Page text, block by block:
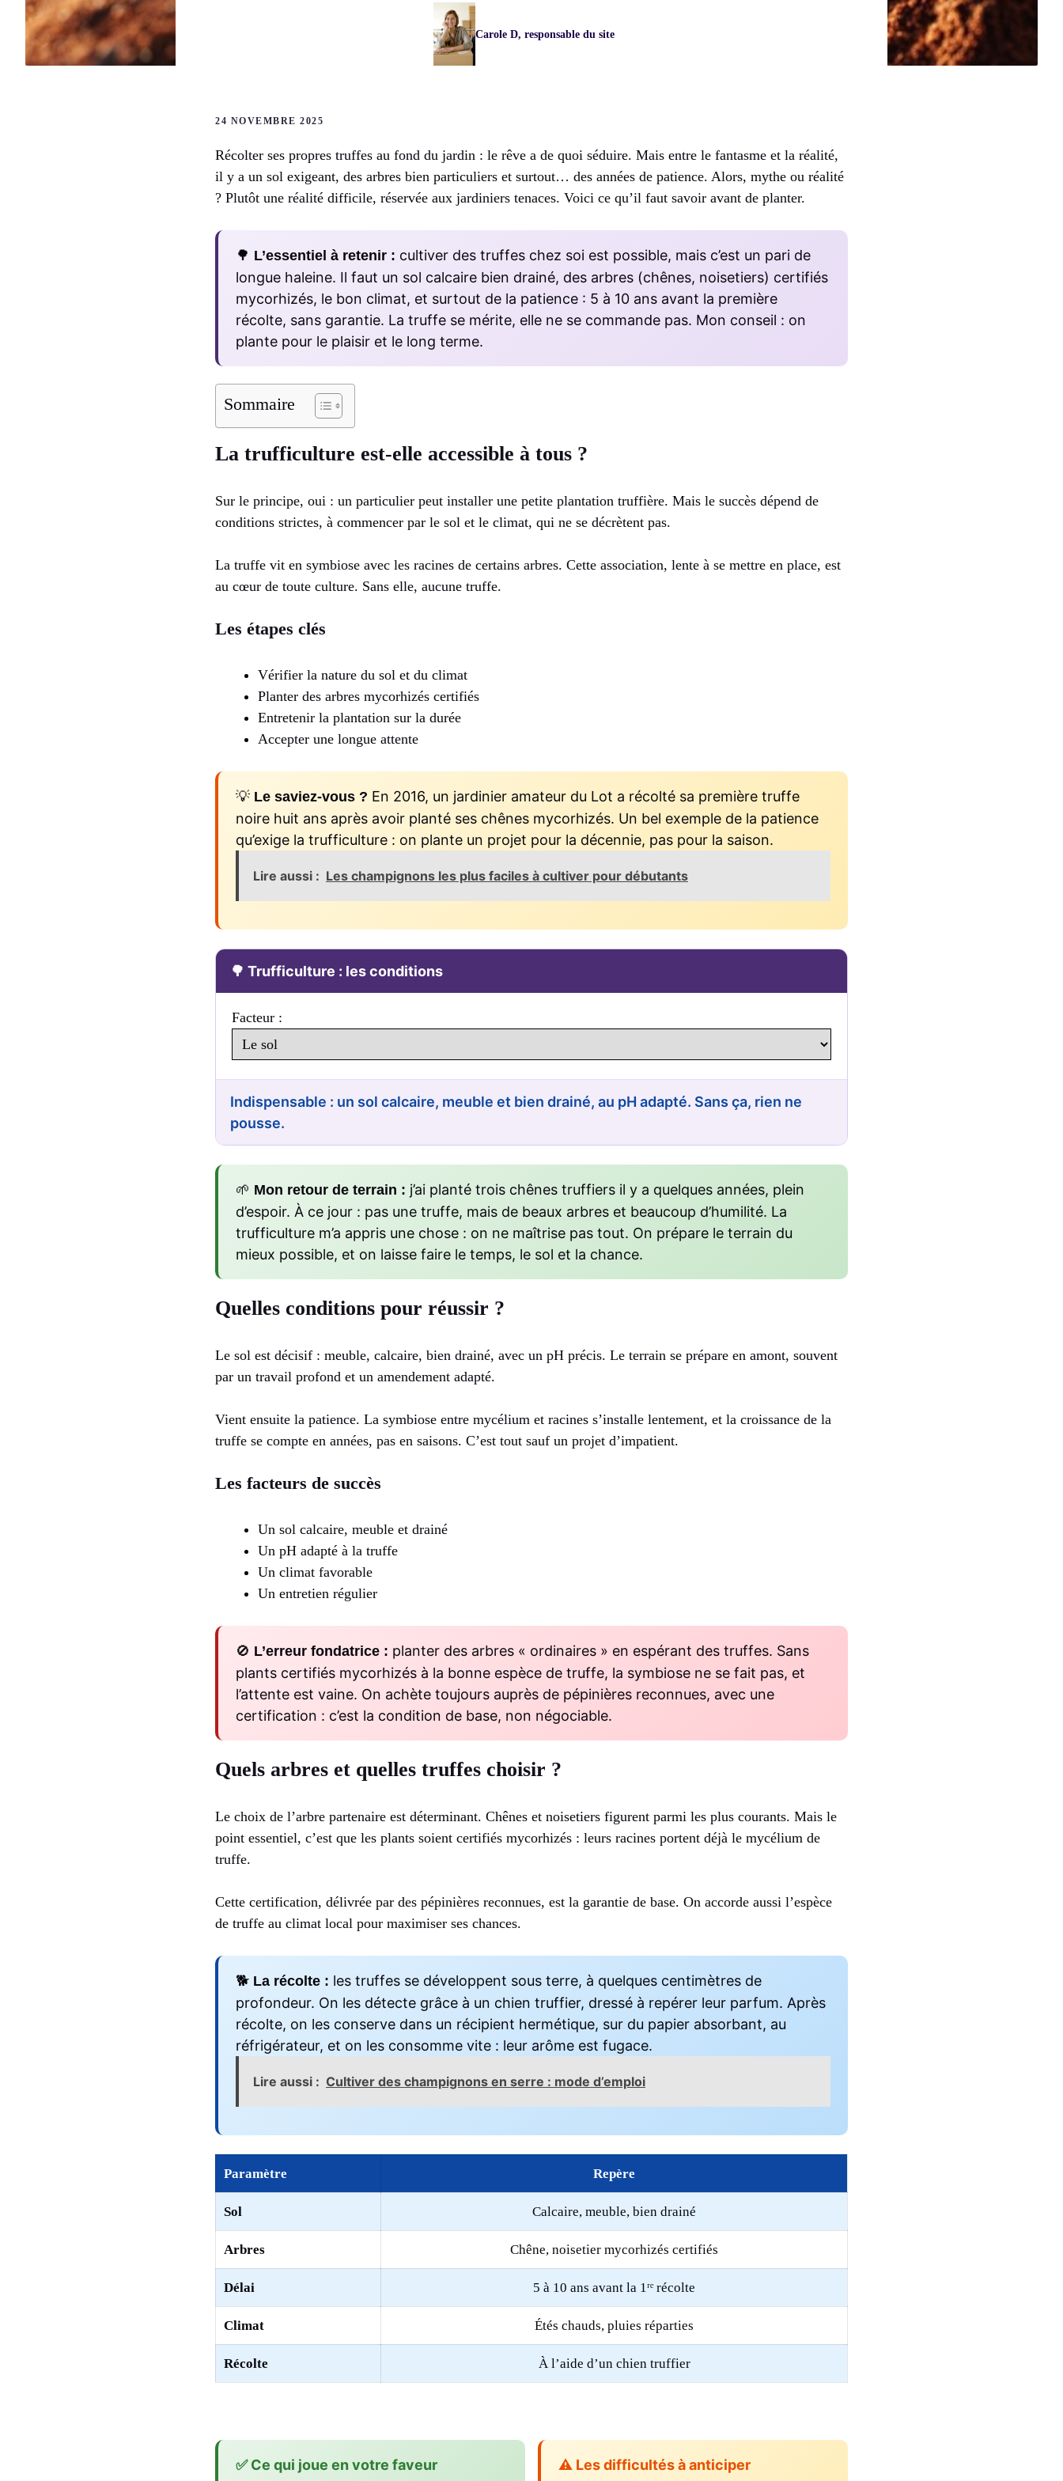
Carole D, responsable du site
24 NOVEMBRE 2025
Récolter ses propres truffes au fond du jardin : le rêve a de quoi séduire. Mais entre le fantasme et la réalité,
il y a un sol exigeant, des arbres bien particuliers et surtout… des années de patience. Alors, mythe ou réalité
? Plutôt une réalité difficile, réservée aux jardiniers tenaces. Voici ce qu’il faut savoir avant de planter.
🌳 L’essentiel à retenir : cultiver des truffes chez soi est possible, mais c’est un pari de
longue haleine. Il faut un sol calcaire bien drainé, des arbres (chênes, noisetiers) certifiés
mycorhizés, le bon climat, et surtout de la patience : 5 à 10 ans avant la première
récolte, sans garantie. La truffe se mérite, elle ne se commande pas. Mon conseil : on
plante pour le plaisir et le long terme.
Sommaire
La trufficulture est-elle accessible à tous ?
Sur le principe, oui : un particulier peut installer une petite plantation truffière. Mais le succès dépend de
conditions strictes, à commencer par le sol et le climat, qui ne se décrètent pas.
La truffe vit en symbiose avec les racines de certains arbres. Cette association, lente à se mettre en place, est
au cœur de toute culture. Sans elle, aucune truffe.
Les étapes clés
Vérifier la nature du sol et du climat
Planter des arbres mycorhizés certifiés
Entretenir la plantation sur la durée
Accepter une longue attente
💡 Le saviez-vous ? En 2016, un jardinier amateur du Lot a récolté sa première truffe
noire huit ans après avoir planté ses chênes mycorhizés. Un bel exemple de la patience
qu’exige la trufficulture : on plante un projet pour la décennie, pas pour la saison.
Lire aussi : Les champignons les plus faciles à cultiver pour débutants
🌳 Trufficulture : les conditions
Facteur :
Indispensable : un sol calcaire, meuble et bien drainé, au pH adapté. Sans ça, rien ne
pousse.
🌱 Mon retour de terrain : j’ai planté trois chênes truffiers il y a quelques années, plein
d’espoir. À ce jour : pas une truffe, mais de beaux arbres et beaucoup d’humilité. La
trufficulture m’a appris une chose : on ne maîtrise pas tout. On prépare le terrain du
mieux possible, et on laisse faire le temps, le sol et la chance.
Quelles conditions pour réussir ?
Le sol est décisif : meuble, calcaire, bien drainé, avec un pH précis. Le terrain se prépare en amont, souvent
par un travail profond et un amendement adapté.
Vient ensuite la patience. La symbiose entre mycélium et racines s’installe lentement, et la croissance de la
truffe se compte en années, pas en saisons. C’est tout sauf un projet d’impatient.
Les facteurs de succès
Un sol calcaire, meuble et drainé
Un pH adapté à la truffe
Un climat favorable
Un entretien régulier
🚫 L’erreur fondatrice : planter des arbres « ordinaires » en espérant des truffes. Sans
plants certifiés mycorhizés à la bonne espèce de truffe, la symbiose ne se fait pas, et
l’attente est vaine. On achète toujours auprès de pépinières reconnues, avec une
certification : c’est la condition de base, non négociable.
Quels arbres et quelles truffes choisir ?
Le choix de l’arbre partenaire est déterminant. Chênes et noisetiers figurent parmi les plus courants. Mais le
point essentiel, c’est que les plants soient certifiés mycorhizés : leurs racines portent déjà le mycélium de
truffe.
Cette certification, délivrée par des pépinières reconnues, est la garantie de base. On accorde aussi l’espèce
de truffe au climat local pour maximiser ses chances.
🐕 La récolte : les truffes se développent sous terre, à quelques centimètres de
profondeur. On les détecte grâce à un chien truffier, dressé à repérer leur parfum. Après
récolte, on les conserve dans un récipient hermétique, sur du papier absorbant, au
réfrigérateur, et on les consomme vite : leur arôme est fugace.
Lire aussi : Cultiver des champignons en serre : mode d’emploi
Paramètre Repère
Sol Calcaire, meuble, bien drainé
Arbres Chêne, noisetier mycorhizés certifiés
Délai 5 à 10 ans avant la 1ʳᵉ récolte
Climat Étés chauds, pluies réparties
Récolte À l’aide d’un chien truffier
✅ Ce qui joue en votre faveur ⚠️ Les difficultés à anticiper